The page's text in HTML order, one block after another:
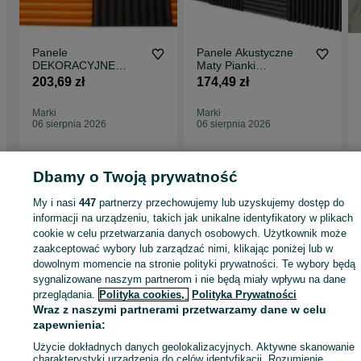
3) porady i konsultacje techniczne
4) reklamacje i wyjaśnianie losów przesyłek
Jeśli nasi wszyscy konsultanci są zajęci, napisz do nas, a
skontaktujemy się z Tobą najszybciej jak to możliwe.
Wysyłka od 299 zł Gratis!
Panele
DEKORACYJNE
Akustyczne Maty
Pianki Akustyczne
203,69 zł
Marki
06 sierpnia 2026
Panele Akustyczne
Maty Pianki
Akustyczne 50x50cm
3m2 DEKORACYJNE
174,49 zł
Marki
06 sierpnia 2026
Strona główna Budowa i Remont Ściany i elewacje
Panele i lamele
Panele i lamele ścienne - Mazowieckie
Panele i lamele ścienne - Marki
KATEGORIA
980866434 Wyświetlenia:
Zadzwoń / SMS Wyślij wiadomość
Dbamy o Twoją prywatność
My i nasi447 partnerzy przechowujemy lub uzyskujemy dostęp do
informacji na urządzeniu, takich jak unikalne identyfikatory w plikach
cookie w celu przetwarzania danych osobowych. Użytkownik może
zaakceptować wybory lub zarządzać nimi, klikając poniżej lub w
dowolnym momencie na stronie polityki prywatności. Te wybory będą
sygnalizowane naszym partnerom i nie będą miały wpływu na dane
przeglądania. Polityka cookies, Polityka Prywatności
Wraz z naszymi partnerami przetwarzamy dane w celu
zapewnienia:
Użycie dokładnych danych geolokalizacyjnych. Aktywne skanowanie